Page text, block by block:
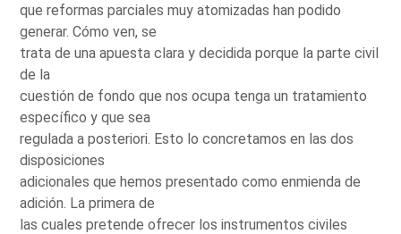
que reformas parciales muy atomizadas han podido
generar. Cómo ven, se
trata de una apuesta clara y decidida porque la parte civil
de la
cuestión de fondo que nos ocupa tenga un tratamiento
específico y que sea
regulada a posteriori. Esto lo concretamos en las dos
disposiciones
adicionales que hemos presentado como enmienda de
adición. La primera de
las cuales pretende ofrecer los instrumentos civiles